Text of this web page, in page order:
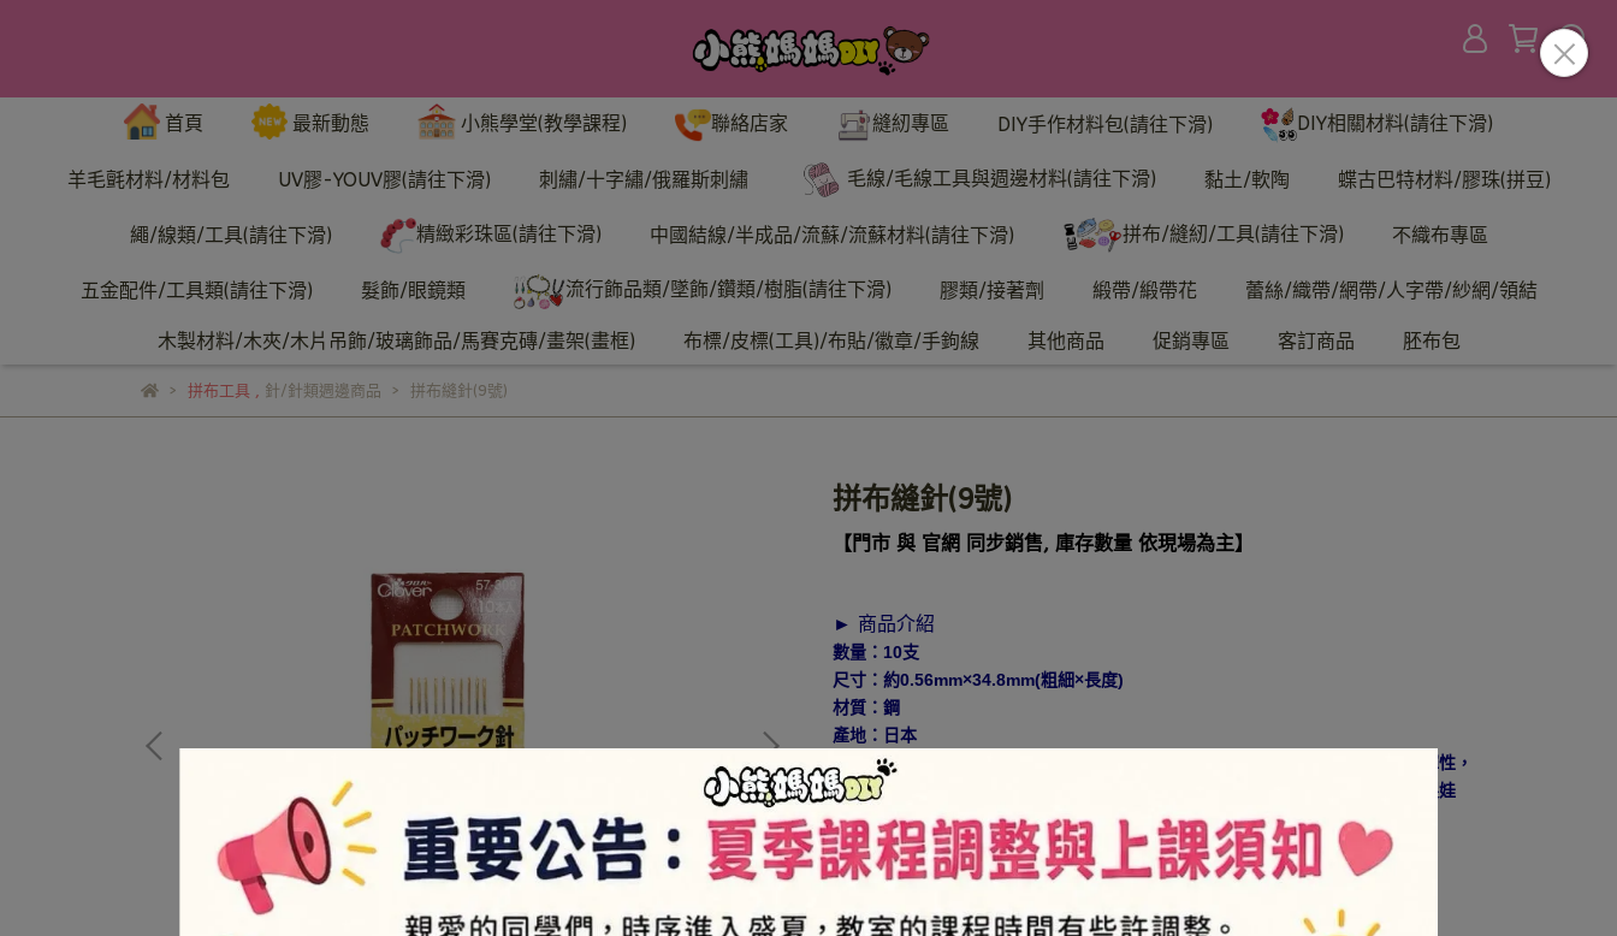
首頁 最新動態 小熊學堂(教學課程) 聯絡店家 縫紉專區 DIY手作材料包(請往下滑) DIY相關材料(請往下滑)
羊毛氈材料/材料包 UV膠-YOUV膠(請往下滑) 刺繡/十字繡/俄羅斯刺繡 毛線/毛線工具與週邊材料(請往下滑) 黏土/軟陶 蝶古巴特材料/膠珠(拼豆)
繩/線類/工具(請往下滑) 精緻彩珠區(請往下滑) 中國結線/半成品/流蘇/流蘇材料(請往下滑) 拼布/縫紉/工具(請往下滑) 不織布專區
五金配件/工具類(請往下滑) 髮飾/眼鏡類 流行飾品類/墜飾/鑽類/樹脂(請往下滑) 膠類/接著劑 緞帶/緞帶花 蕾絲/織帶/網帶/人字帶/紗網/領結
木製材料/木夾/木片吊飾/玻璃飾品/馬賽克磚/畫架(畫框) 布標/皮標(工具)/布貼/徽章/手鉤線 其他商品 促銷專區 客訂商品 胚布包
拼布工具 , 針/針類週邊商品 拼布縫針(9號)
拼布縫針(9號)
【門市 與 官網 同步銷售, 庫存數量 依現場為主】
► 商品介紹
數量：10支
尺寸：約0.56mm×34.8mm(粗細×長度)
材質：鋼
產地：日本
使用方式：日本可樂牌拼布手縫針，特別在針孔處加強硬度，好穿線，針本身有彈性，
做手縫動作時很順手，也比較不費力。是拚布學習裡，必備且最常使用的針，縫製娃
娃、衣服修補也適合哦！
► VIP會員-售價85折NT$136 /金卡會員-售價8折NT$128
(部份商品9折，特價商品、品牌商品及促銷活動不折扣)